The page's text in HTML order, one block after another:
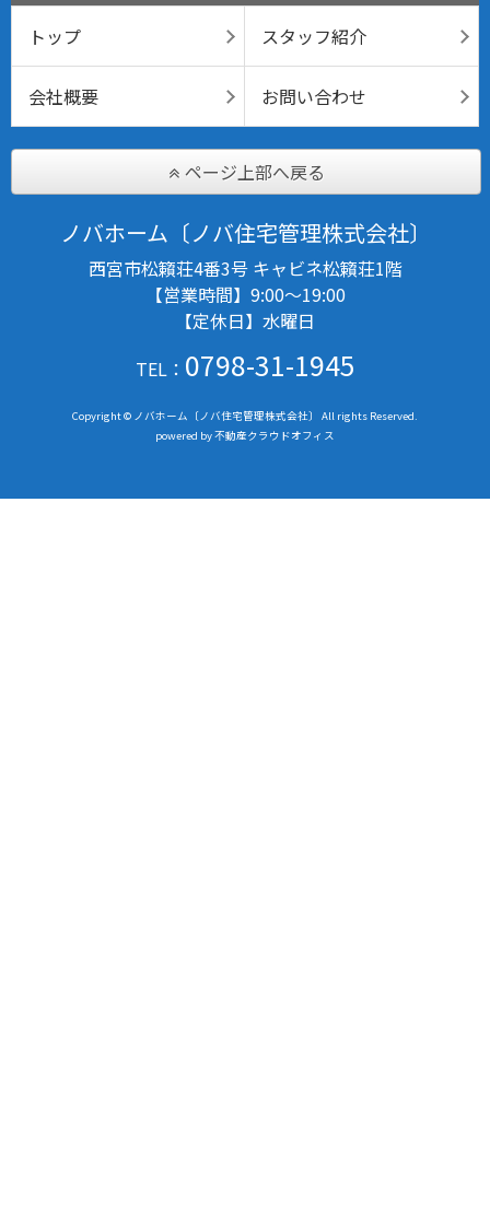
トップ
スタッフ紹介
会社概要 お問い合わせ
ページ上部へ戻る
ノバホーム〔ノバ住宅管理株式会社〕
西宮市松籟荘4番3号 キャビネ松籟荘1階
【営業時間】9:00～19:00
【定休日】水曜日
TEL： 0798-31-1945
Copyright © ノバホーム〔ノバ住宅管理株式会社〕 All rights Reserved.
powered by 不動産クラウドオフィス